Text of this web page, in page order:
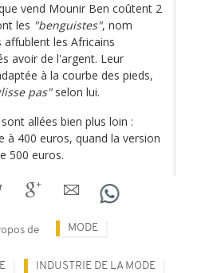
vend Mounir Ben coûtent 2
les "benguistes", nom
les Africains
avoir de l'argent. Leur
à la courbe des pieds,
pas"selon lui.
allées bien plus loin :
à 400 euros, quand la version
500 euros.
de MODE
INDUSTRIE DE LA MODE